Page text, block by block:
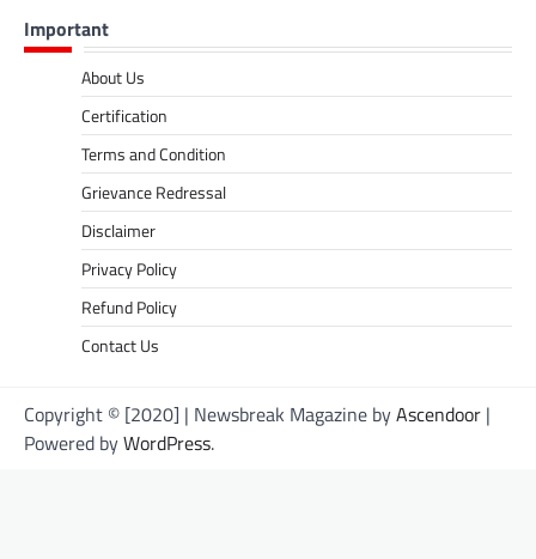
Important
About Us
Certification
Terms and Condition
Grievance Redressal
Disclaimer
Privacy Policy
Refund Policy
Contact Us
Copyright © [2020] | Newsbreak Magazine byAscendoor |
Powered byWordPress.